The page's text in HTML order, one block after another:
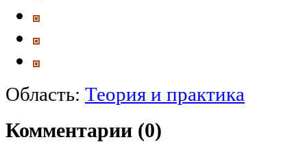
Область: Теория и практика
Комментарии (0)